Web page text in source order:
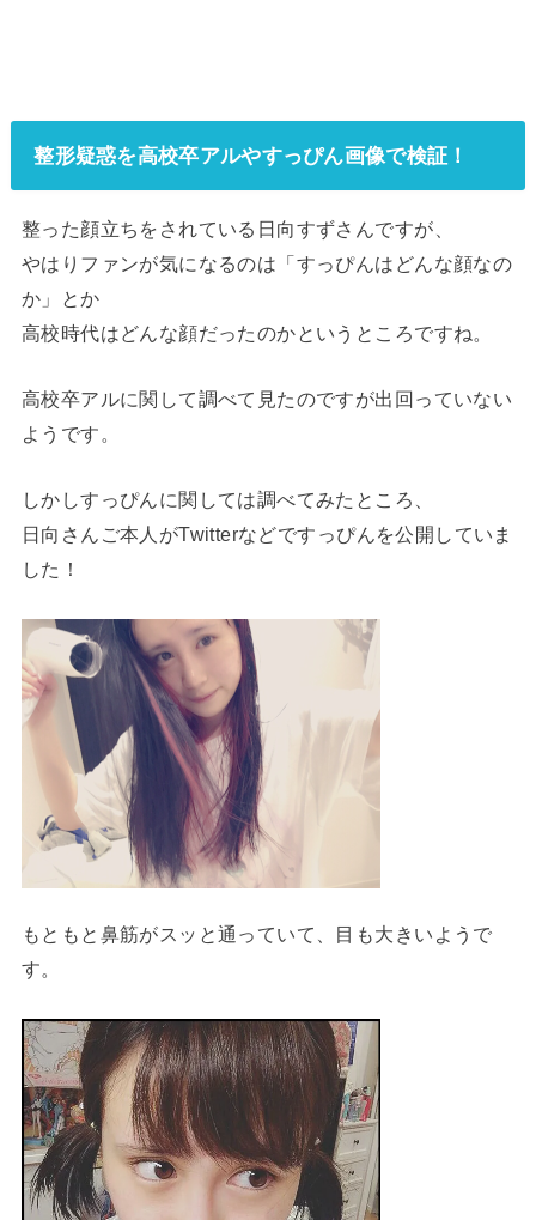
整形疑惑を高校卒アルやすっぴん画像で検証！
整った顔立ちをされている日向すずさんですが、
やはりファンが気になるのは「すっぴんはどんな顔なの
か」とか
高校時代はどんな顔だったのかというところですね。
高校卒アルに関して調べて見たのですが出回っていない
ようです。
しかしすっぴんに関しては調べてみたところ、
日向さんご本人がTwitterなどですっぴんを公開していま
した！
もともと鼻筋がスッと通っていて、目も大きいようで
す。